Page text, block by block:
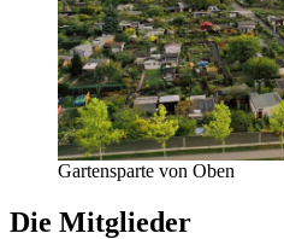
Gartensparte von Oben
Die Mitglieder